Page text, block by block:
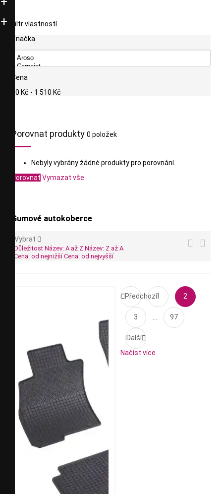
Filtr vlastností
Značka
Cena
90 Kč - 1 510 Kč
Porovnat produkty 0 položek
Nebyly vybrány žádné produkty pro porovnání.
Porovnat Vymazat vše
Gumové autokoberce
 
Vybrat 
Důležitost Název: A až Z Název: Z až A
Cena: od nejnižšíCena: od nejvyšší
Předchozí1 2
3 97
Další
Načíst více